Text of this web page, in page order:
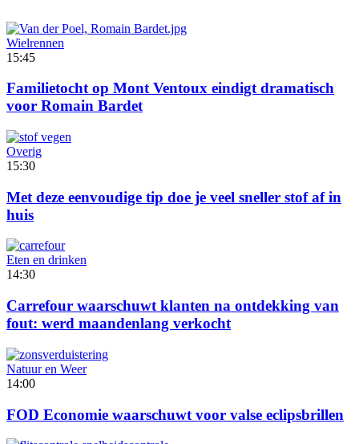
Wielrennen
15:45
Familietocht op Mont Ventoux eindigt dramatisch
voor Romain Bardet
Overig
15:30
Met deze eenvoudige tip doe je veel sneller stof af in
huis
Eten en drinken
14:30
Carrefour waarschuwt klanten na ontdekking van
fout: werd maandenlang verkocht
Natuur en Weer
14:00
FOD Economie waarschuwt voor valse eclipsbrillen